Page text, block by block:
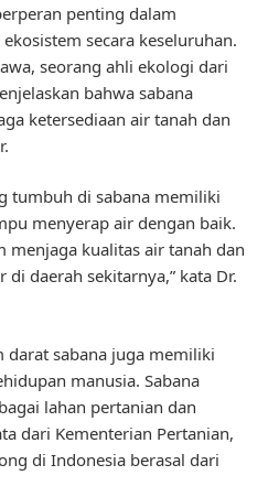
penting dalam
secara keseluruhan.
seorang ahli ekologi dari
bahwa sabana
ketersediaan air tanah dan
tumbuh di sabana memiliki
menyerap air dengan baik.
menjaga kualitas air tanah dan
daerah sekitarnya,” kata Dr.
darat sabana juga memiliki
manusia. Sabana
lahan pertanian dan
dari Kementerian Pertanian,
di Indonesia berasal dari